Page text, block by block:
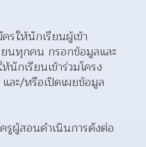
รให้นักเรียนผู้เข้า
ยนทุกคน กรอกข้อมูลและ
กเรียนเข้าร่วมโครง
และ/หรือเปิดเผยข้อมูล
รูผู้สอนดำเนินการดังต่อ